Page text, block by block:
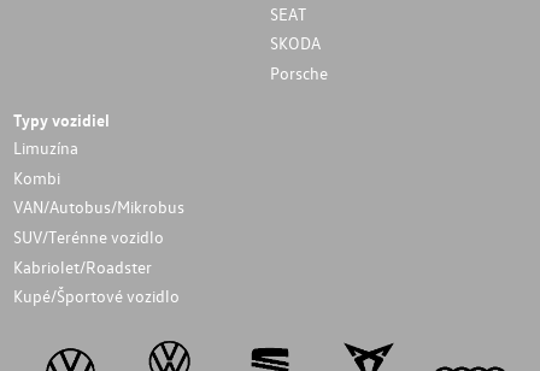
SEAT
SKODA
Porsche
Typy vozidiel
Limuzína
Kombi
VAN/Autobus/Mikrobus
SUV/Terénne vozidlo
Kabriolet/Roadster
Kupé/Športové vozidlo